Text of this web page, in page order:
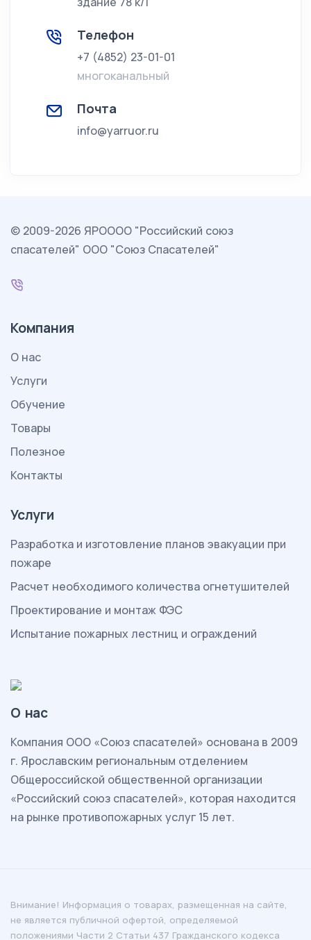
Телефон
+7 (4852) 23-01-01
многоканальный
Почта
info@yarruor.ru
© 2009-2026 ЯРОООО "Российский союз
спасателей" ООО "Союз Спасателей"
Компания
О нас
Услуги
Обучение
Товары
Полезное
Контакты
Услуги
Разработка и изготовление планов эвакуации при
пожаре
Расчет необходимого количества огнетушителей
Проектирование и монтаж ФЭС
Испытание пожарных лестниц и ограждений
О нас
Компания ООО «Союз спасателей» основана в 2009
г. Ярославским региональным отделением
Общероссийской общественной организации
«Российский союз спасателей», которая находится
на рынке противопожарных услуг 15 лет.
Внимание! Информация о товарах, размещенная на сайте,
не является публичной офертой, определяемой
положениями Части 2 Статьи 437 Гражданского кодекса